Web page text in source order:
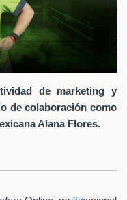
de marketing y
de colaboración como
Alana Flores.